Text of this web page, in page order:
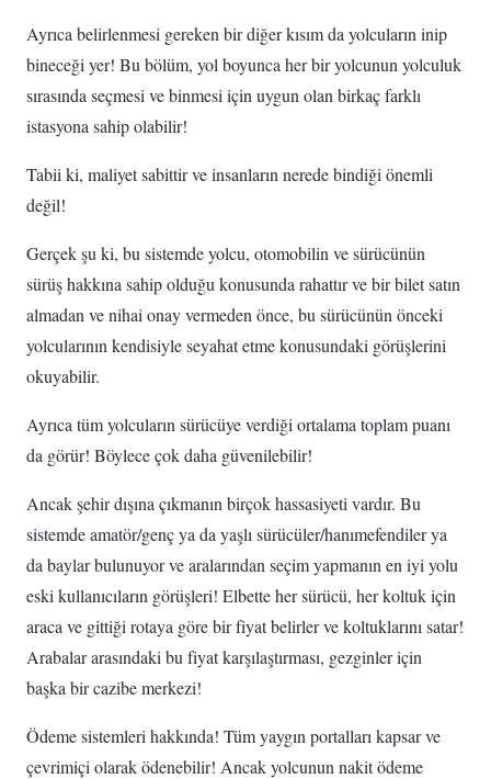
Ayrıca belirlenmesi gereken bir diğer kısım da yolcuların inip
bineceği yer! Bu bölüm, yol boyunca her bir yolcunun yolculuk
sırasında seçmesi ve binmesi için uygun olan birkaç farklı
istasyona sahip olabilir!
Tabii ki, maliyet sabittir ve insanların nerede bindiği önemli
değil! ‌
Gerçek şu ki, bu sistemde yolcu, otomobilin ve sürücünün
sürüş hakkına sahip olduğu konusunda rahattır ve bir bilet satın
almadan ve nihai onay vermeden önce, bu sürücünün önceki
yolcularının kendisiyle seyahat etme konusundaki görüşlerini
okuyabilir.
Ayrıca tüm yolcuların sürücüye verdiği ortalama toplam puanı
da görür! Böylece çok daha güvenilebilir!‌
Ancak şehir dışına çıkmanın birçok hassasiyeti vardır. Bu
sistemde amatör/genç ya da yaşlı sürücüler/hanımefendiler ya
da baylar bulunuyor ve aralarından seçim yapmanın en iyi yolu
eski kullanıcıların görüşleri! Elbette her sürücü, her koltuk için
araca ve gittiği rotaya göre bir fiyat belirler ve koltuklarını satar!
Arabalar arasındaki bu fiyat karşılaştırması, gezginler için
başka bir cazibe merkezi!
Ödeme sistemleri hakkında! ‌Tüm yaygın portalları kapsar ve
çevrimiçi olarak ödenebilir! Ancak yolcunun nakit ödeme